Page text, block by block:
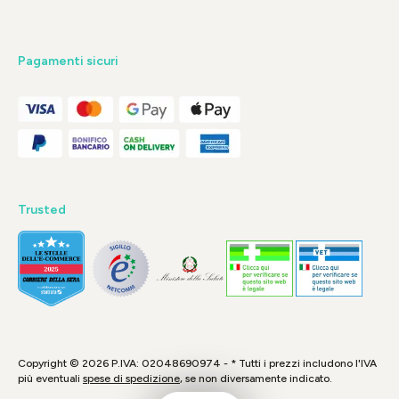
Pagamenti sicuri
Trusted
Copyright © 2026 P.IVA: 02048690974 - * Tutti i prezzi includono l'IVA
più eventuali spese di spedizione, se non diversamente indicato.